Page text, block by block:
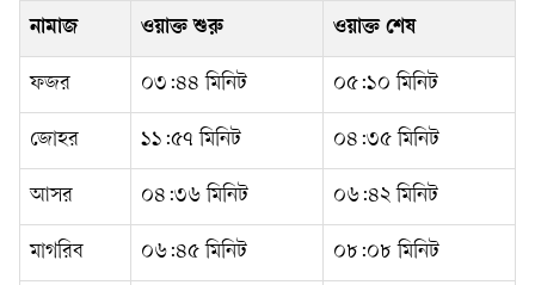
নামাজ ওয়াক্ত শুরু ওয়াক্ত শেষ
ফজর ০৩:৪৪ মিনিট ০৫:১০ মিনিট
জোহর ১১:৫৭ মিনিট ০৪:৩৫ মিনিট
আসর ০৪:৩৬ মিনিট ০৬:৪২ মিনিট
মাগরিব ০৬:৪৫ মিনিট ০৮:০৮ মিনিট